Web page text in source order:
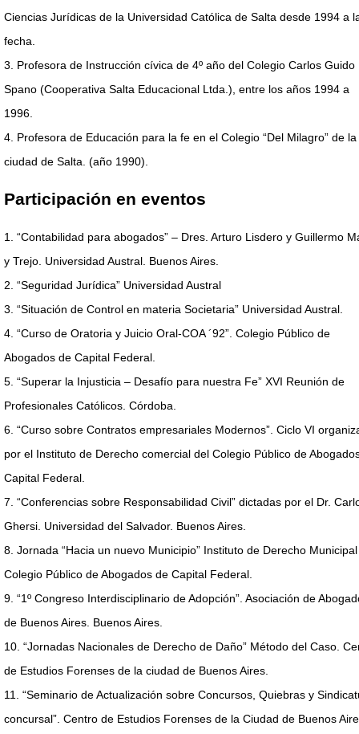
Ciencias Jurídicas de la Universidad Católica de Salta desde 1994 a
fecha.
3. Profesora de Instrucción cívica de 4º año del Colegio Carlos Guido
Spano (Cooperativa Salta Educacional Ltda.), entre los años 1994 a
1996.
4. Profesora de Educación para la fe en el Colegio “Del Milagro” de la
ciudad de Salta. (año 1990).
Participación en eventos
1. “Contabilidad para abogados” – Dres. Arturo Lisdero y Guillermo
y Trejo. Universidad Austral. Buenos Aires.
2. “Seguridad Jurídica” Universidad Austral
3. “Situación de Control en materia Societaria” Universidad Austral.
4. “Curso de Oratoria y Juicio Oral-COA ´92”. Colegio Público de
Abogados de Capital Federal.
5. “Superar la Injusticia – Desafío para nuestra Fe” XVI Reunión de
Profesionales Católicos. Córdoba.
6. “Curso sobre Contratos empresariales Modernos”. Ciclo VI
por el Instituto de Derecho comercial del Colegio Público de
Capital Federal.
7. “Conferencias sobre Responsabilidad Civil” dictadas por el Dr.
Ghersi. Universidad del Salvador. Buenos Aires.
8. Jornada “Hacia un nuevo Municipio” Instituto de Derecho
Colegio Público de Abogados de Capital Federal.
9. “1º Congreso Interdisciplinario de Adopción”. Asociación de
de Buenos Aires. Buenos Aires.
10. “Jornadas Nacionales de Derecho de Daño” Método del Caso.
de Estudios Forenses de la ciudad de Buenos Aires.
11. “Seminario de Actualización sobre Concursos, Quiebras y
concursal”. Centro de Estudios Forenses de la Ciudad de Buenos